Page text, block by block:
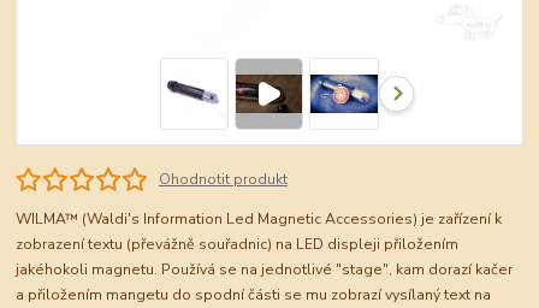
Ohodnotit produkt
WILMA™ (Waldi's Information Led Magnetic Accessories) je zařízení k
zobrazení textu (převážně souřadnic) na LED displeji přiložením
jakéhokoli magnetu. Používá se na jednotlivé "stage", kam dorazí kačer
a přiložením mangetu do spodní části se mu zobrazí vysílaný text na